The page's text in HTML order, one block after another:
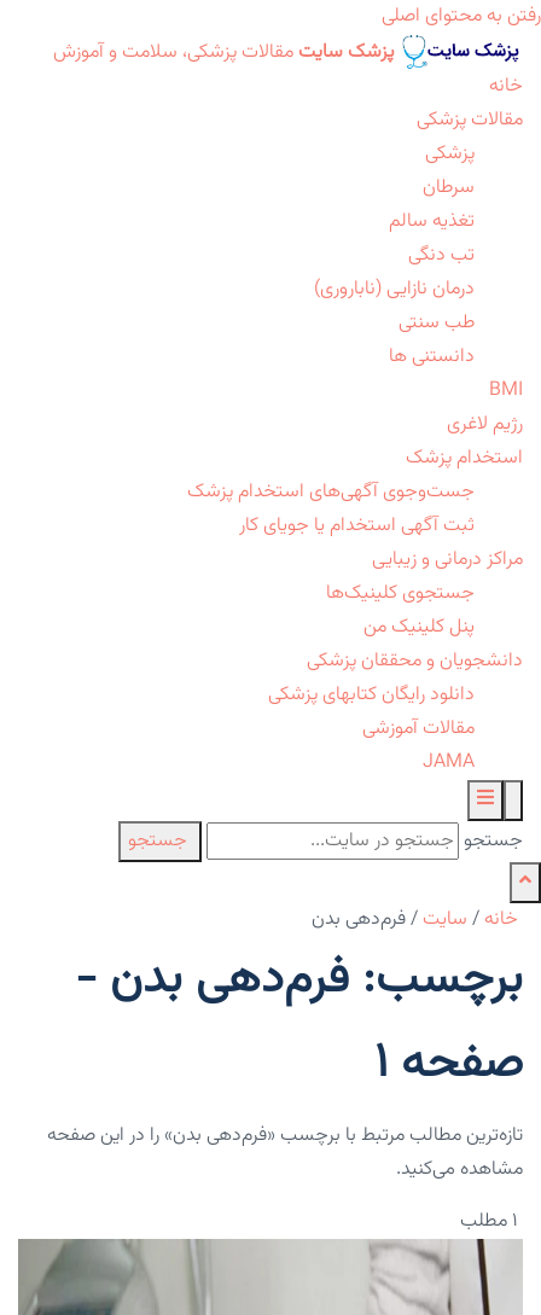
رفتن به محتوای اصلی
پزشک سایت مقالات پزشکی، سلامت و آموزش
خانه
مقالات پزشکی
پزشکی
سرطان
تغذیه سالم
تب دنگی
درمان نازایی (ناباروری)
طب سنتی
دانستنی ها
BMI
رژیم لاغری
استخدام پزشک
جست‌وجوی آگهی‌های استخدام پزشک
ثبت آگهی استخدام یا جویای کار
مراکز درمانی و زیبایی
جستجوی کلینیک‌ها
پنل کلینیک من
دانشجویان و محققان پزشکی
دانلود رایگان کتابهای پزشکی
مقالات آموزشی
JAMA
جستجو جستجو
خانه / سایت /فرم‌دهی بدن
برچسب: فرم‌دهی بدن -
صفحه 1
تازه‌ترین مطالب مرتبط با برچسب «فرم‌دهی بدن» را در این صفحه
مشاهده می‌کنید.
۱ مطلب